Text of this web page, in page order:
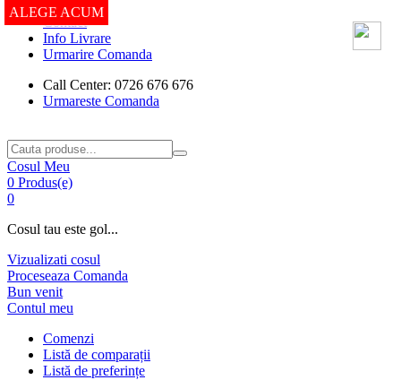
Contact
Info Livrare
Urmarire Comanda
Call Center: 0726 676 676
Urmareste Comanda
Cosul Meu
0 Produs(e)
0
Cosul tau este gol...
Vizualizati cosul
Proceseaza Comanda
Bun venit
Contul meu
Comenzi
Listă de comparații
Listă de preferințe
ALEGE ACUM